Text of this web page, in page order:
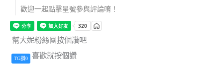
歡迎一起點擊星號參與評論唷！
幫大妮粉絲團按個讚吧
TG讚0 喜歡就按個讚